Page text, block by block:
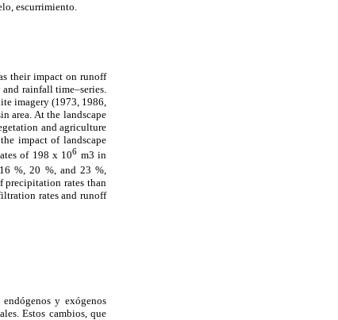
escurrimiento.
their impact on runoff
rainfall time–series.
imagery (1973, 1986,
area. At the landscape
and agriculture
impact of landscape
of 198 x 106 m3 in
%, 20 %, and 23 %,
precipitation rates than
rates and runoff
y exógenos
Estos cambios, que